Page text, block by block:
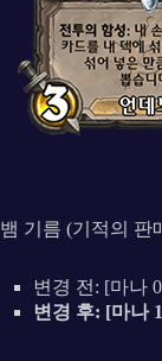
뱀 기름 (기적의 판
변경 전: [마나
변경 후: [마나